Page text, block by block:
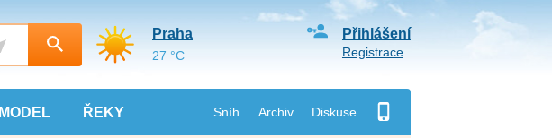
MODEL ŘEKY Sníh Archiv Diskuse
Přihlášení
Registrace
Praha
27 °C